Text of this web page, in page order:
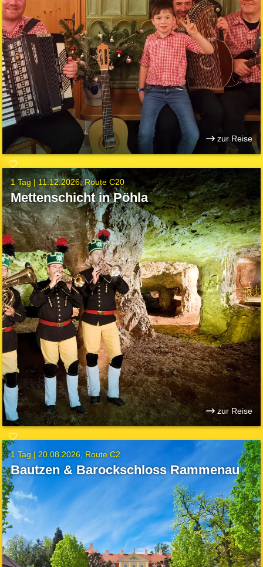
zur Reise
1 Tag |11.12.2026 Route C20
Mettenschicht in Pöhla
zur Reise
1 Tag | 20.08.2026 Route C2
Bautzen & Barockschloss Rammenau